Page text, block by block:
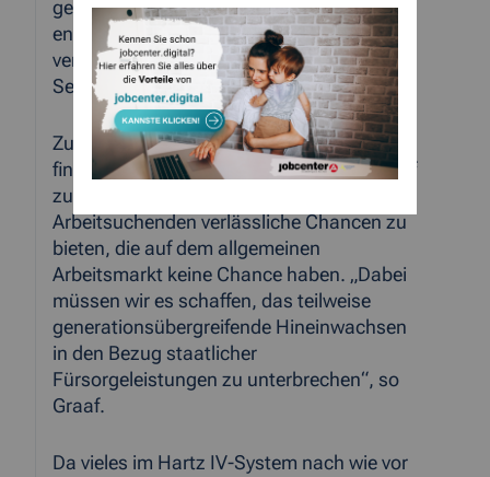
gesetzliche Regelungen, die uns
entbürokratisierend einen Bescheid in
verständlicher Form auf maximal zwei
Seiten ermöglichen“.
Zudem gelte es die richtigen Wege zu
finden, um einerseits den Fachkräftebedarf
zu decken und andererseits auch den
Arbeitsuchenden verlässliche Chancen zu
bieten, die auf dem allgemeinen
Arbeitsmarkt keine Chance haben. „Dabei
müssen wir es schaffen, das teilweise
generationsübergreifende Hineinwachsen
in den Bezug staatlicher
Fürsorgeleistungen zu unterbrechen“, so
Graaf.
Da vieles im Hartz IV-System nach wie vor